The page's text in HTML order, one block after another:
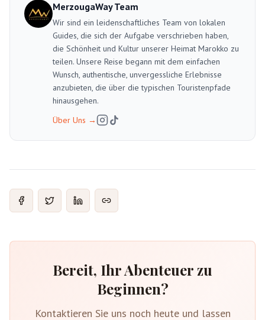
MerzougaWay Team
Wir sind ein leidenschaftliches Team von lokalen
Guides, die sich der Aufgabe verschrieben haben,
die Schönheit und Kultur unserer Heimat Marokko zu
teilen. Unsere Reise begann mit dem einfachen
Wunsch, authentische, unvergessliche Erlebnisse
anzubieten, die über die typischen Touristenpfade
hinausgehen.
Über Uns →
Bereit, Ihr Abenteuer zu
Beginnen?
Kontaktieren Sie uns noch heute und lassen